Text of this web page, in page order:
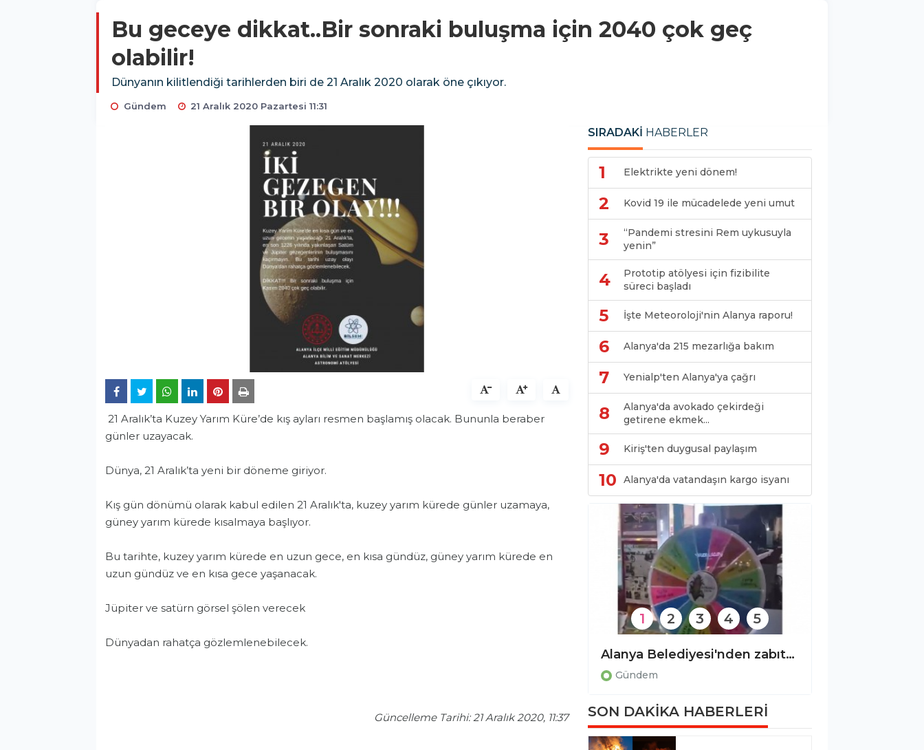
Bu geceye dikkat..Bir sonraki buluşma için 2040 çok geç
olabilir!
Dünyanın kilitlendiği tarihlerden biri de 21 Aralık 2020 olarak öne çıkıyor.
Gündem 21 Aralık 2020 Pazartesi 11:31
21 Aralık’ta Kuzey Yarım Küre’de kış ayları resmen başlamış olacak. Bununla beraber
günler uzayacak.
Dünya, 21 Aralık’ta yeni bir döneme giriyor.
Kış gün dönümü olarak kabul edilen 21 Aralık'ta, kuzey yarım kürede günler uzamaya,
güney yarım kürede kısalmaya başlıyor.
Bu tarihte, kuzey yarım kürede en uzun gece, en kısa gündüz, güney yarım kürede en
uzun gündüz ve en kısa gece yaşanacak.
Jüpiter ve satürn görsel şölen verecek
Dünyadan rahatça gözlemlenebilecek.
Güncelleme Tarihi: 21 Aralık 2020, 11:37
SIRADAKİ HABERLER
1 Elektrikte yeni dönem!
2 Kovid 19 ile mücadelede yeni umut
3
“Pandemi stresini Rem uykusuyla
yenin”
4
Prototip atölyesi için fizibilite
süreci başladı
5 İşte Meteoroloji'nin Alanya raporu!
6 Alanya'da 215 mezarlığa bakım
7 Yenialp'ten Alanya'ya çağrı
8
Alanya'da avokado çekirdeği
getirene ekmek...
9 Kiriş'ten duygusal paylaşım
10 Alanya'da vatandaşın kargo isyanı
Türk Devletleri Teşkilatı’ndan Alanya’ya anlamlı ziyaret!
Gündem
1 2 3 4 5
SON DAKİKA HABERLERİ